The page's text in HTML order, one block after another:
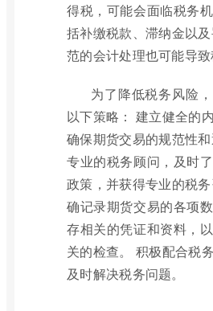
得税，可能会面临税务
括补缴税款、滞纳金以
范的会计处理也可能导致
为了降低税务风险
以下策略： 建立健全的
确保期货交易的规范性
专业的税务顾问，及时
政策，并获得专业的税
确记录期货交易的各项
存相关的凭证和资料，
关的检查。 积极配合税
及时解决税务问题。